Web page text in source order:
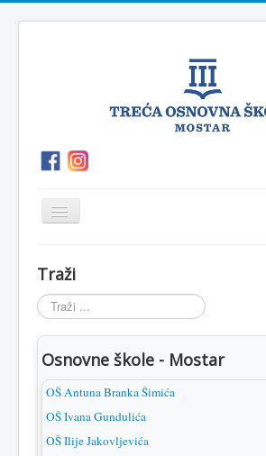
Prikaz/Sakrivanje
navigacije
O
školi
Traži
Traži
...
Osnovne škole - Mostar
OŠ Antuna Branka Šimića
OŠ Ivana Gundulića
OŠ Ilije Jakovljevića